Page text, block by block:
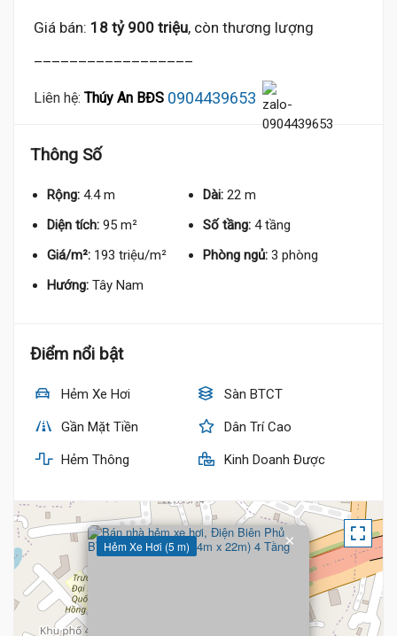
Giá bán: 18 tỷ 900 triệu, còn thương lượng
Liên hệ: Thúy An BĐS 0904439653
Thông Số
Rộng: 4.4 m Dài: 22 m
Diện tích: 95 m² Số tầng: 4 tầng
Giá/m²: 193 triệu/m² Phòng ngủ: 3 phòng
Hướng: Tây Nam
Điểm nổi bật
Hẻm Xe Hơi Sàn BTCT
Gần Mặt Tiền Dân Trí Cao
Hẻm Thông Kinh Doanh Được
Hẻm Xe Hơi (5 m) ×